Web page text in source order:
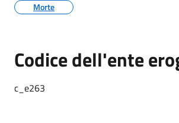
Morte
Codice dell'ente
c_e263